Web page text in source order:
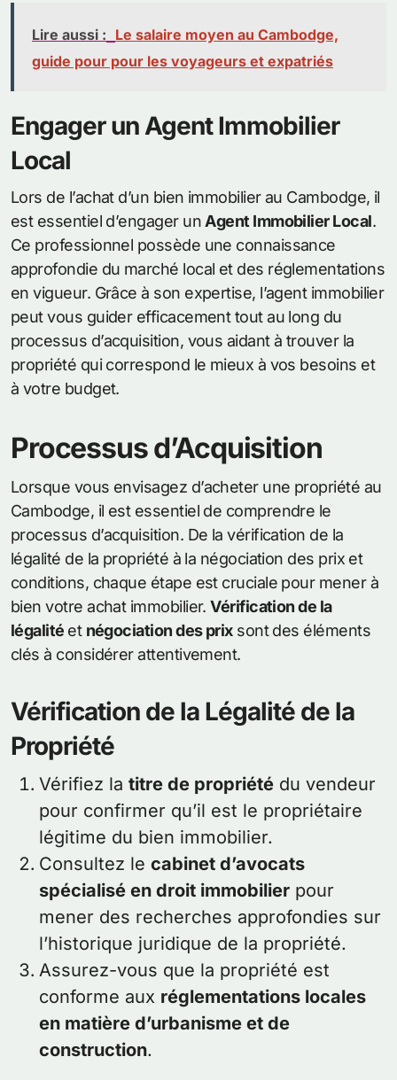
Lire aussi : Le salaire moyen au Cambodge,
guide pour pour les voyageurs et expatriés
Engager un Agent Immobilier
Local
Lors de l’achat d’un bien immobilier au Cambodge, il
est essentiel d’engager unAgent Immobilier Local.
Ce professionnel possède une connaissance
approfondie du marché local et des réglementations
en vigueur. Grâce à son expertise, l’agent immobilier
peut vous guider efficacement tout au long du
processus d’acquisition, vous aidant à trouver la
propriété qui correspond le mieux à vos besoins et
à votre budget.
Processus d’Acquisition
Lorsque vous envisagez d’acheter une propriété au
Cambodge, il est essentiel de comprendre le
processus d’acquisition. De la vérification de la
légalité de la propriété à la négociation des prix et
conditions, chaque étape est cruciale pour mener à
bien votre achat immobilier.Vérification de la
légalité et négociation des prixsont des éléments
clés à considérer attentivement.
Vérification de la Légalité de la
Propriété
Vérifiez la titre de propriété du vendeur
pour confirmer qu’il est le propriétaire
légitime du bien immobilier.
Consultez le cabinet d’avocats
spécialisé en droit immobilier pour
mener des recherches approfondies sur
l’historique juridique de la propriété.
Assurez-vous que la propriété est
conforme aux réglementations locales
en matière d’urbanisme et de
construction.